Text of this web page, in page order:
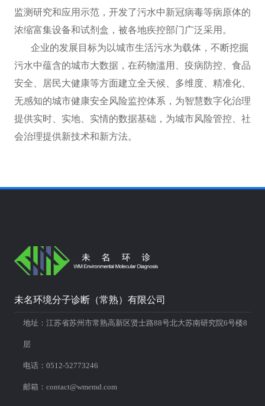
监测研究和应用示范，开发了污水中新冠病毒等病原体的
浓缩富集设备和试剂盒，被各地疾控部门广泛采用。
企业的发展目标为以城市生活污水为载体，不断挖掘
污水中蕴含的城市大数据，在药物滥用、疫病防控、食品
安全、居民大健康等方面建立全天候、多维度、精准化、
无感知的城市健康安全风险监控体系，为智慧数字化治理
提供实时、实地、实情的数据基础，为城市风险管控、社
会治理提供新技术和新方法。
未名环境分子诊断（常熟）有限公司
地址：江苏省苏州市常熟高新区贤士路88号北大苏南研究院6号楼8
层
电话：0512-52773246
邮箱：contact@wmemd.com